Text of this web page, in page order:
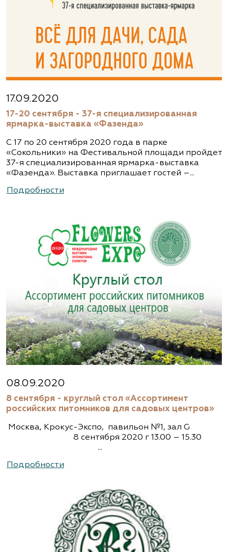
17.09.2020
17-20 сентября - 37-я специализированная
ярмарка-выставка «Фазенда»
С 17 по 20 сентября 2020 года в парке
«Сокольники» на Фестивальной площади пройдет
37-я специализированная ярмарка-выставка
«Фазенда». Выставка приглашает гостей –...
Подробности
08.09.2020
8 сентября - круглый стол «Ассортимент
российских питомников для садовых центров»
Москва, Крокус-Экспо, павильон №1, зал G
8 сентября 2020 г 13.00 – 15.30
...
Подробности